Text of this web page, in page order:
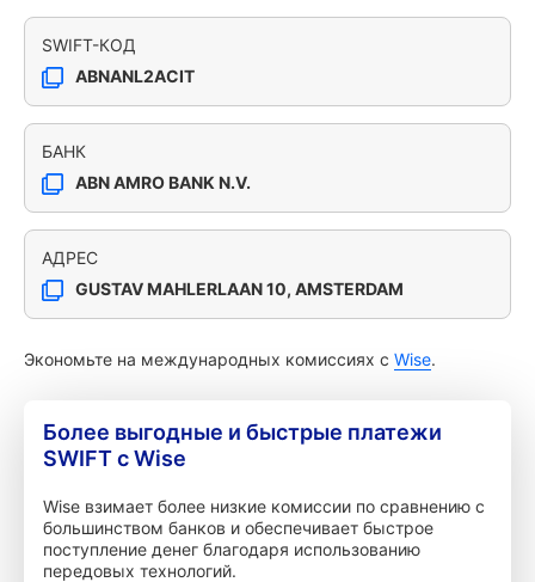
SWIFT-КОД
ABNANL2ACIT
БАНК
ABN AMRO BANK N.V.
АДРЕС
GUSTAV MAHLERLAAN 10, AMSTERDAM
Экономьте на международных комиссиях с Wise.
Более выгодные и быстрые платежи
SWIFT с Wise
Wise взимает более низкие комиссии по сравнению с
большинством банков и обеспечивает быстрое
поступление денег благодаря использованию
передовых технологий.